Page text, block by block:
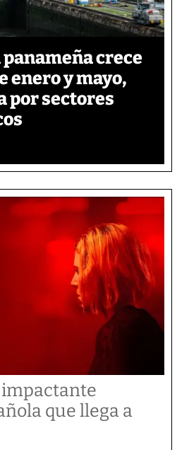
crece
enero y mayo,
por sectores
impactante
que llega a